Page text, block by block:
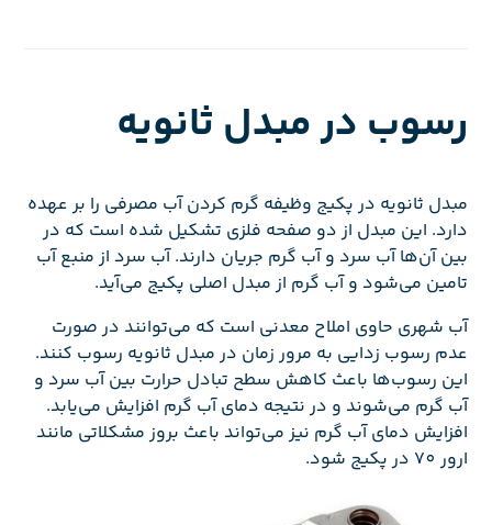
رسوب در مبدل ثانویه
مبدل ثانویه در پکیج وظیفه گرم کردن آب مصرفی را بر عهده
دارد. این مبدل از دو صفحه فلزی تشکیل شده است که در
بین آن‌ها آب سرد و آب گرم جریان دارند. آب سرد از منبع آب
تامین می‌شود و آب گرم از مبدل اصلی پکیج می‌آید.
آب شهری حاوی املاح معدنی است که می‌توانند در صورت
عدم رسوب زدایی به مرور زمان در مبدل ثانویه رسوب کنند.
این رسوب‌ها باعث کاهش سطح تبادل حرارت بین آب سرد و
آب گرم می‌شوند و در نتیجه دمای آب گرم افزایش می‌یابد.
افزایش دمای آب گرم نیز می‌تواند باعث بروز مشکلاتی مانند
ارور 70 در پکیج شود.